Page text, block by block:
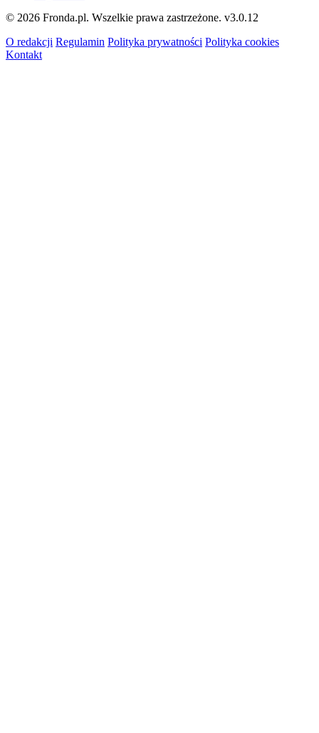
© 2026 Fronda.pl. Wszelkie prawa zastrzeżone. v3.0.12
O redakcji Regulamin Polityka prywatności Polityka cookies
Kontakt